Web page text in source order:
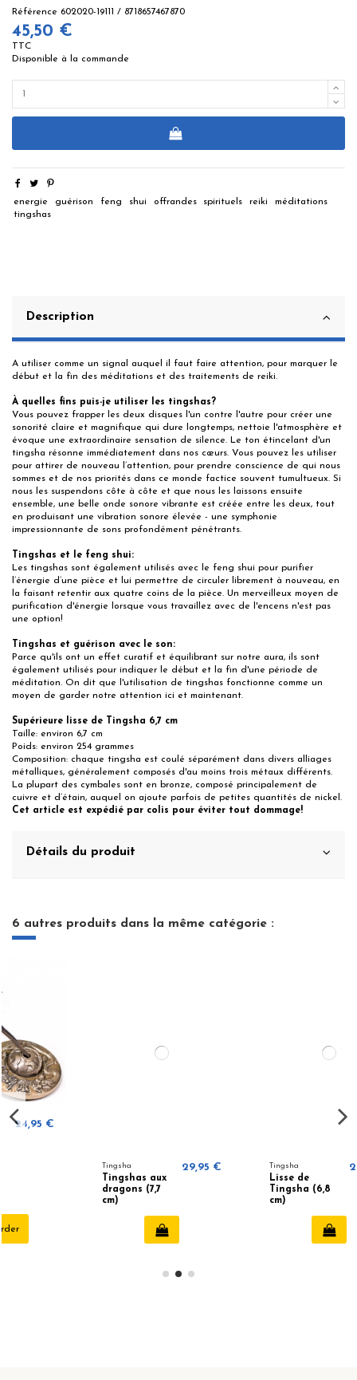
Référence 602020-19111 / 8718657467870
45,50 €
TTC
Disponible à la commande
energie guérison feng shui offrandes spirituels reiki
méditations
tingshas
Description
A utiliser comme un signal auquel il faut faire attention, pour marquer le
début et la fin des méditations et des traitements de reiki.
À quelles fins puis-je utiliser les tingshas?
Vous pouvez frapper les deux disques l'un contre l'autre pour créer une
sonorité claire et magnifique qui dure longtemps, nettoie l'atmosphère et
évoque une extraordinaire sensation de silence. Le ton étincelant d'un
tingsha résonne immédiatement dans nos cœurs. Vous pouvez les utiliser
pour attirer de nouveau l’attention, pour prendre conscience de qui nous
sommes et de nos priorités dans ce monde factice souvent tumultueux. Si
nous les suspendons côte à côte et que nous les laissons ensuite
ensemble, une belle onde sonore vibrante est créée entre les deux, tout
en produisant une vibration sonore élevée - une symphonie
impressionnante de sons profondément pénétrants.
Tingshas et le feng shui:
Les tingshas sont également utilisés avec le feng shui pour purifier
l’énergie d’une pièce et lui permettre de circuler librement à nouveau, en
la faisant retentir aux quatre coins de la pièce. Un merveilleux moyen de
purification d'énergie lorsque vous travaillez avec de l'encens n'est pas
une option!
Tingshas et guérison avec le son:
Parce qu'ils ont un effet curatif et équilibrant sur notre aura, ils sont
également utilisés pour indiquer le début et la fin d'une période de
méditation. On dit que l'utilisation de tingshas fonctionne comme un
moyen de garder notre attention ici et maintenant.
Supérieure lisse de Tingsha 6,7 cm
Taille: environ 6,7 cm
Poids: environ 254 grammes
Composition: chaque tingsha est coulé séparément dans divers alliages
métalliques, généralement composés d'au moins trois métaux différents.
La plupart des cymbales sont en bronze, composé principalement de
cuivre et d’étain, auquel on ajoute parfois de petites quantités de nickel.
Cet article est expédié par colis pour éviter tout dommage!
Détails du produit
6 autres produits dans la même catégorie :
29,95 € Tingsha 29,95 €